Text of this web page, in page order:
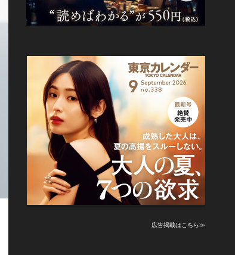
広告掲載はこちら≫